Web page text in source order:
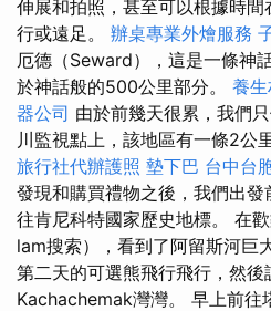
伸展和拍照，甚至可以根據時
行或遠足。 辦桌專業外燴服務
厄德（Seward），這是一條神
於神話般的500公里部分。 養
器公司 由於前幾天很累，我們
川監視點上，該地區有一條2公
旅行社代辦護照 墊下巴 台中台
發現和購買禮物之後，我們出
往肯尼科特國家歷史地標。 在
lam搜索），看到了阿留斯河巨
第二天的可選熊飛行飛行，然後
Kachachemak灣灣。 早上前往